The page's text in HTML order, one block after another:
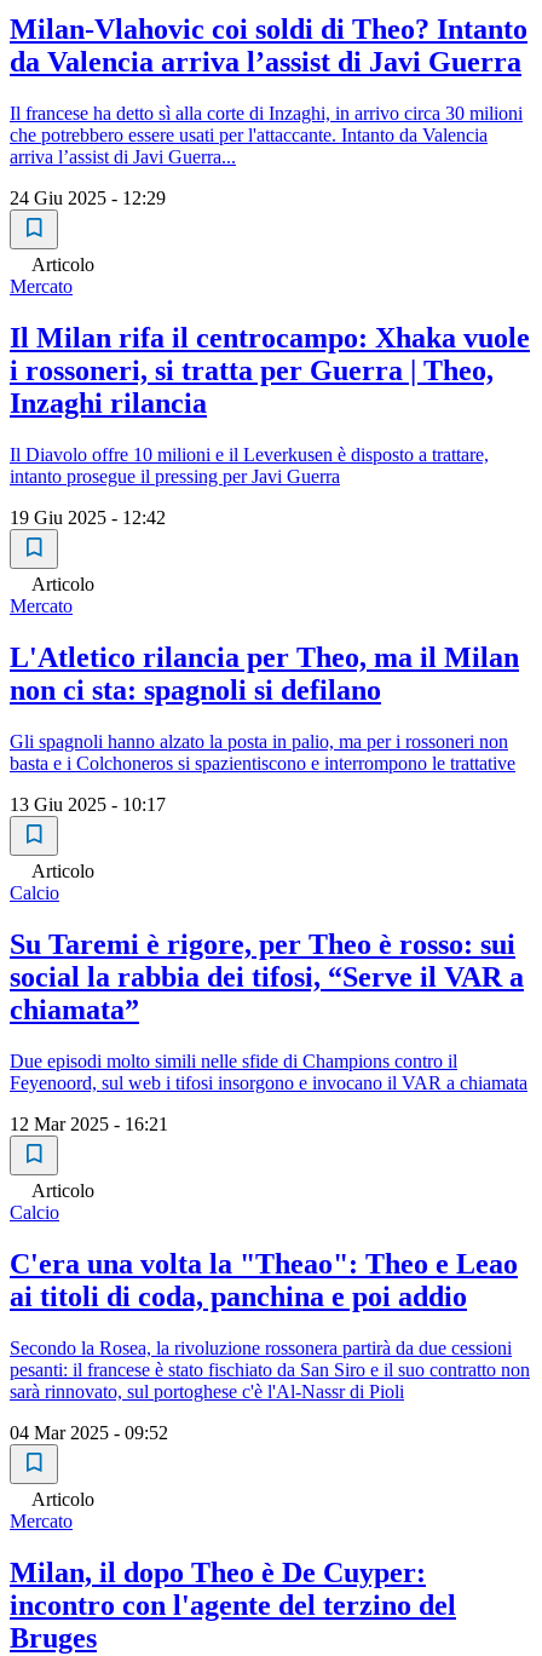
Milan-Vlahovic coi soldi di Theo? Intanto
da Valencia arriva l’assist di Javi Guerra
Il francese ha detto sì alla corte di Inzaghi, in arrivo circa 30 milioni
che potrebbero essere usati per l'attaccante. Intanto da Valencia
arriva l’assist di Javi Guerra...
24 Giu 2025 - 12:29
Articolo
Mercato
Il Milan rifa il centrocampo: Xhaka vuole
i rossoneri, si tratta per Guerra | Theo,
Inzaghi rilancia
Il Diavolo offre 10 milioni e il Leverkusen è disposto a trattare,
intanto prosegue il pressing per Javi Guerra
19 Giu 2025 - 12:42
Articolo
Mercato
L'Atletico rilancia per Theo, ma il Milan
non ci sta: spagnoli si defilano
Gli spagnoli hanno alzato la posta in palio, ma per i rossoneri non
basta e i Colchoneros si spazientiscono e interrompono le trattative
13 Giu 2025 - 10:17
Articolo
Calcio
Su Taremi è rigore, per Theo è rosso: sui
social la rabbia dei tifosi, “Serve il VAR a
chiamata”
Due episodi molto simili nelle sfide di Champions contro il
Feyenoord, sul web i tifosi insorgono e invocano il VAR a chiamata
12 Mar 2025 - 16:21
Articolo
Calcio
C'era una volta la "Theao": Theo e Leao
ai titoli di coda, panchina e poi addio
Secondo la Rosea, la rivoluzione rossonera partirà da due cessioni
pesanti: il francese è stato fischiato da San Siro e il suo contratto non
sarà rinnovato, sul portoghese c'è l'Al-Nassr di Pioli
04 Mar 2025 - 09:52
Articolo
Mercato
Milan, il dopo Theo è De Cuyper:
incontro con l'agente del terzino del
Bruges